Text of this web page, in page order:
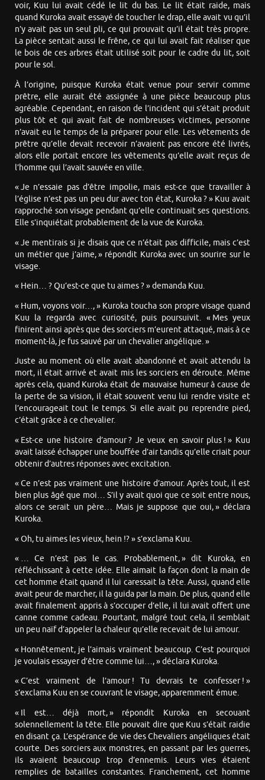
voir, Kuu lui avait cédé le lit du bas. Le lit était raide, mais
quand Kuroka avait essayé de toucher le drap, elle avait vu qu’il
n’y avait pas un seul pli, ce qui prouvait qu’il était très propre.
La pièce sentait aussi le frêne, ce qui lui avait fait réaliser que
le bois de ces arbres était utilisé soit pour le cadre du lit, soit
pour le sol.
À l’origine, puisque Kuroka était venue pour servir comme
prêtre, elle aurait été assignée à une pièce beaucoup plus
agréable. Cependant, en raison de l’incident qui s’était produit
plus tôt et qui avait fait de nombreuses victimes, personne
n’avait eu le temps de la préparer pour elle. Les vêtements de
prêtre qu’elle devait recevoir n’avaient pas encore été livrés,
alors elle portait encore les vêtements qu’elle avait reçus de
l’homme qui l’avait sauvée en ville.
« Je n’essaie pas d’être impolie, mais est-ce que travailler à
l’église n’est pas un peu dur avec ton état, Kuroka ? » Kuu avait
rapproché son visage pendant qu’elle continuait ses questions.
Elle s’inquiétait probablement de la vue de Kuroka.
« Je mentirais si je disais que ce n’était pas difficile, mais c’est
un métier que j’aime, » répondit Kuroka avec un sourire sur le
visage.
« Hein… ? Qu’est-ce que tu aimes ? » demanda Kuu.
« Hum, voyons voir…, » Kuroka toucha son propre visage quand
Kuu la regarda avec curiosité, puis poursuivit. « Mes yeux
finirent ainsi après que des sorciers m’eurent attaqué, mais à ce
moment-là, je fus sauvé par un chevalier angélique. »
Juste au moment où elle avait abandonné et avait attendu la
mort, il était arrivé et avait mis les sorciers en déroute. Même
après cela, quand Kuroka était de mauvaise humeur à cause de
la perte de sa vision, il était souvent venu lui rendre visite et
l’encourageait tout le temps. Si elle avait pu reprendre pied,
c’était grâce à ce chevalier.
« Est-ce une histoire d’amour ? Je veux en savoir plus ! » Kuu
avait laissé échapper une bouffée d’air tandis qu’elle criait pour
obtenir d’autres réponses avec excitation.
« Ce n’est pas vraiment une histoire d’amour. Après tout, il est
bien plus âgé que moi… S’il y avait quoi que ce soit entre nous,
alors ce serait un père… Mais je suppose que oui, » déclara
Kuroka.
« Oh, tu aimes les vieux, hein !? » s’exclama Kuu.
« … Ce n’est pas le cas. Probablement, » dit Kuroka, en
réfléchissant à cette idée. Elle aimait la façon dont la main de
cet homme était quand il lui caressait la tête. Aussi, quand elle
avait peur de marcher, il la guida par la main. De plus, quand elle
avait finalement appris à s’occuper d’elle, il lui avait offert une
canne comme cadeau. Pourtant, malgré tout cela, il semblait
un peu naïf d’appeler la chaleur qu’elle recevait de lui amour.
« Honnêtement, je l’aimais vraiment beaucoup. C’est pourquoi
je voulais essayer d’être comme lui…, » déclara Kuroka.
« C’est vraiment de l’amour ! Tu devrais te confesser ! »
s’exclama Kuu en se couvrant le visage, apparemment émue.
« Il est… déjà mort, » répondit Kuroka en secouant
solennellement la tête. Elle pouvait dire que Kuu s’était raidie
en disant ça. L’espérance de vie des Chevaliers angéliques était
courte. Des sorciers aux monstres, en passant par les guerres,
ils avaient beaucoup trop d’ennemis. Leurs vies étaient
remplies de batailles constantes. Franchement, cet homme